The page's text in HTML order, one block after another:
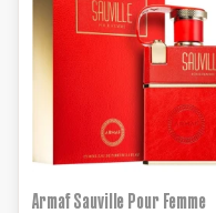
Armaf Sauville Pour Femme